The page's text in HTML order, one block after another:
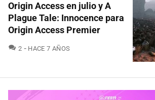
Origin Access en julio y A
Plague Tale: Innocence para
Origin Access Premier
2 COMENTARIOS
HACE 7 AÑOS